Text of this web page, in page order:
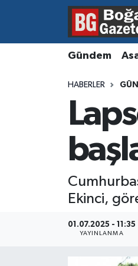
Gündem
HABERLER
Ekinci,
01.07.2025 - 11:35
YAYINLANMA
Asayiş
Gündem
Magazin
Resmi İlanlar
Hava Durumu
Süper Lig Puan
Tüm Manşetler
Son Dakika Haberleri
Haber Arşivi